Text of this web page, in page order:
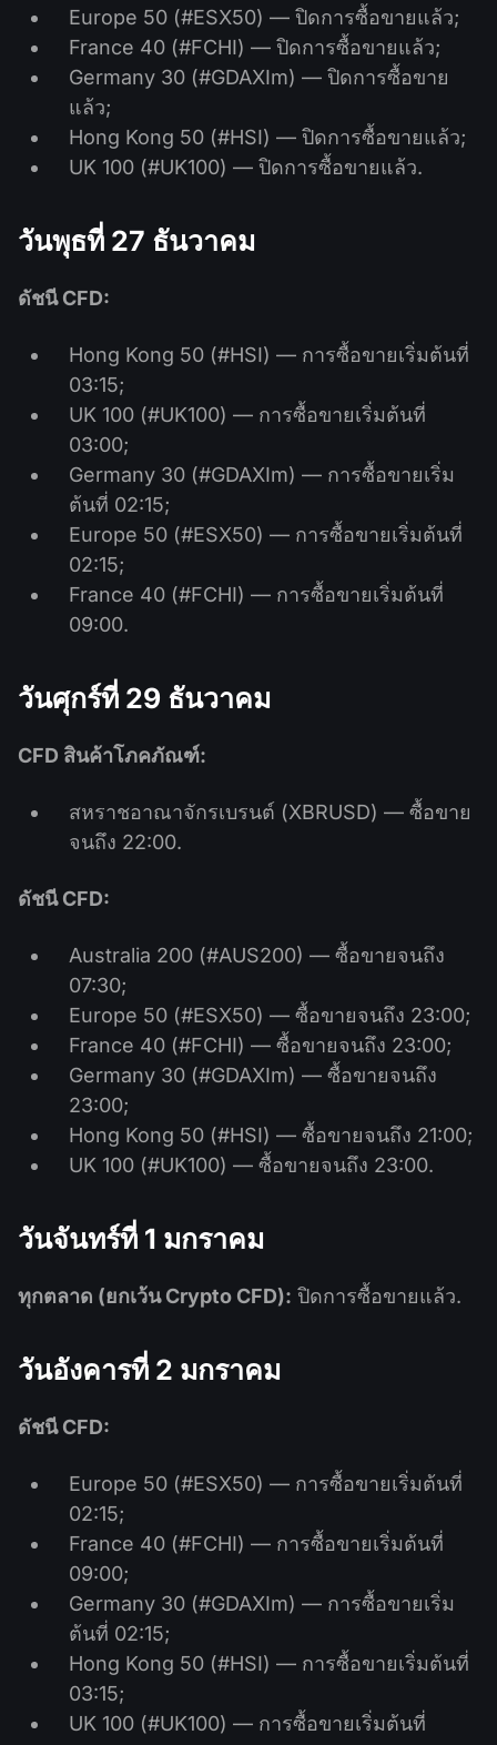
Europe 50 (#ESX50) — ปิดการซื้อขายแล้ว;
France 40 (#FCHI) — ปิดการซื้อขายแล้ว;
Germany 30 (#GDAXIm) — ปิดการซื้อขาย
แล้ว;
Hong Kong 50 (#HSI) — ปิดการซื้อขายแล้ว;
UK 100 (#UK100) — ปิดการซื้อขายแล้ว.
วันพุธที่ 27 ธันวาคม
ดัชนี CFD:
Hong Kong 50 (#HSI) — การซื้อขายเริ่มต้นที่
03:15;
UK 100 (#UK100) — การซื้อขายเริ่มต้นที่
03:00;
Germany 30 (#GDAXIm) — การซื้อขายเริ่ม
ต้นที่ 02:15;
Europe 50 (#ESX50) — การซื้อขายเริ่มต้นที่
02:15;
France 40 (#FCHI) — การซื้อขายเริ่มต้นที่
09:00.
วันศุกร์ที่ 29 ธันวาคม
CFD สินค้าโภคภัณฑ์:
สหราชอาณาจักรเบรนต์ (XBRUSD) — ซื้อขาย
จนถึง 22:00.
ดัชนี CFD:
Australia 200 (#AUS200) — ซื้อขายจนถึง
07:30;
Europe 50 (#ESX50) — ซื้อขายจนถึง 23:00;
France 40 (#FCHI) — ซื้อขายจนถึง 23:00;
Germany 30 (#GDAXIm) — ซื้อขายจนถึง
23:00;
Hong Kong 50 (#HSI) — ซื้อขายจนถึง 21:00;
UK 100 (#UK100) — ซื้อขายจนถึง 23:00.
วันจันทร์ที่ 1 มกราคม
ทุกตลาด (ยกเว้น Crypto CFD): ปิดการซื้อขายแล้ว.
วันอังคารที่ 2 มกราคม
ดัชนี CFD:
Europe 50 (#ESX50) — การซื้อขายเริ่มต้นที่
02:15;
France 40 (#FCHI) — การซื้อขายเริ่มต้นที่
09:00;
Germany 30 (#GDAXIm) — การซื้อขายเริ่ม
ต้นที่ 02:15;
Hong Kong 50 (#HSI) — การซื้อขายเริ่มต้นที่
03:15;
UK 100 (#UK100) — การซื้อขายเริ่มต้นที่